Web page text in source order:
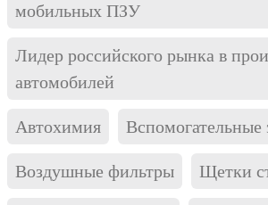
мобильных ПЗУ
Лидер российского рынка в
автомобилей
Автохимия Вспомогательные
Воздушные фильтры Щетки